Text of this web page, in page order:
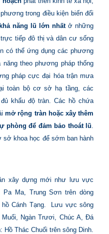
trong điều kiện biến đổi
khả năng lũ lớn nhấtở những
tiếp đô thị và dân cư sống
có thể ứng dụng các phương
theo phương pháp thống
pháp cực đại hóa trận mưa
toàn bộ cơ sở hạ tầng, các
khẩu độ tràn. Các hồ chứa
mở rộng tràn hoặc xây thêm
phòng để đảm bảo thoát lũ.
sở khoa học để sớm ban hành
xây dựng mới như lưu vực
Ma, Trung Sơn trên dòng
Cánh Tạng.
Lưu vực sông
Ngàn Trươi, Chúc A, Đá
Hồ Thác Chuối trên sông Dinh.